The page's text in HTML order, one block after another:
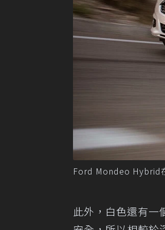
Ford Mondeo Hybrid
此外，白色還有